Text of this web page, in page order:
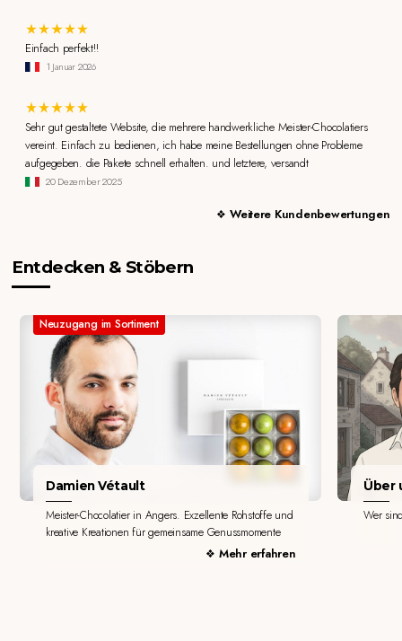
Einfach perfekt!!
1 Januar 2026
Sehr gut gestaltete Website, die mehrere handwerkliche Meister-Chocolatiers
vereint. Einfach zu bedienen, ich habe meine Bestellungen ohne Probleme
aufgegeben. die Pakete schnell erhalten. und letztere, versandt
20 Dezember 2025
Weitere Kundenbewertungen
Entdecken & Stöbern
Neuzugang im Sortiment
Damien Vétault
Meister-Chocolatier in Angers. Exzellente Rohstoffe und
kreative Kreationen für gemeinsame Genussmomente
Mehr erfahren
Über
Wer